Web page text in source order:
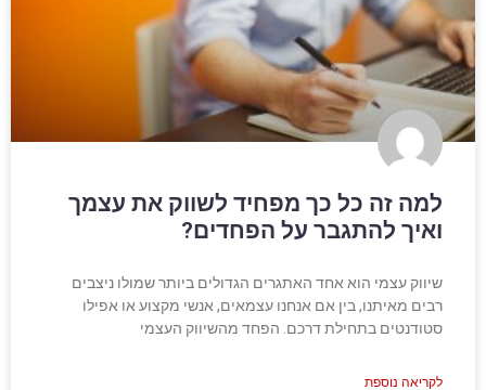
למה זה כל כך מפחיד לשווק את עצמך
ואיך להתגבר על הפחדים?
שיווק עצמי הוא אחד האתגרים הגדולים ביותר שמולו ניצבים
רבים מאיתנו, בין אם אנחנו עצמאים, אנשי מקצוע או אפילו
סטודנטים בתחילת דרכם. הפחד מהשיווק העצמי
לקריאה נוספת